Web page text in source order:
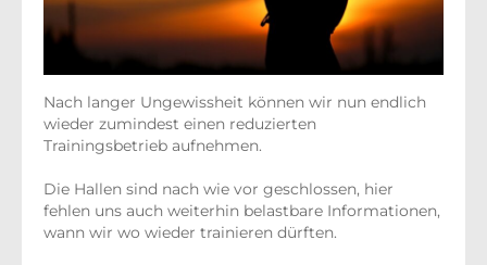
Nach langer Ungewissheit können wir nun endlich
wieder zumindest einen reduzierten
Trainingsbetrieb aufnehmen.
Die Hallen sind nach wie vor geschlossen, hier
fehlen uns auch weiterhin belastbare Informationen,
wann wir wo wieder trainieren dürften.